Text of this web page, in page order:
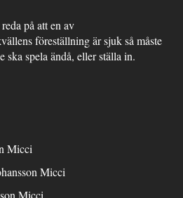
på att en av
föreställning är sjuk så måste
ska spela ändå, eller ställa in.
Micci
Micci